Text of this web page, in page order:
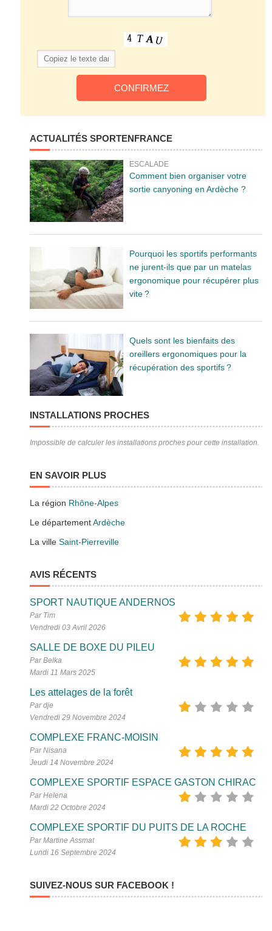
ACTUALITÉS SPORTENFRANCE
ESCALADE
Comment bien organiser votre
sortie canyoning en Ardèche ?
Pourquoi les sportifs performants
ne jurent-ils que par un matelas
ergonomique pour récupérer plus
vite ?
Quels sont les bienfaits des
oreillers ergonomiques pour la
récupération des sportifs ?
INSTALLATIONS PROCHES
Impossible de calculer les installations proches pour cette installation.
EN SAVOIR PLUS
La région Rhône-Alpes
Le départementArdèche
La villeSaint-Pierreville
AVIS RÉCENTS
SPORT NAUTIQUE ANDERNOS
Par Tim
Vendredi 03 Avril 2026
SALLE DE BOXE DU PILEU
Par Belka
Mardi 11 Mars 2025
Les attelages de la forêt
Par dje
Vendredi 29 Novembre 2024
COMPLEXE FRANC-MOISIN
Par Nisana
Jeudi 14 Novembre 2024
COMPLEXE SPORTIF ESPACE GASTON CHIRAC
Par Helena
Mardi 22 Octobre 2024
COMPLEXE SPORTIF DU PUITS DE LA ROCHE
Par Martine Assmat
Lundi 16 Septembre 2024
SUIVEZ-NOUS SUR FACEBOOK !